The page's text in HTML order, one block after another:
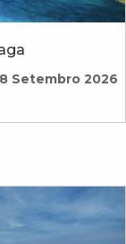
Setembro 2026